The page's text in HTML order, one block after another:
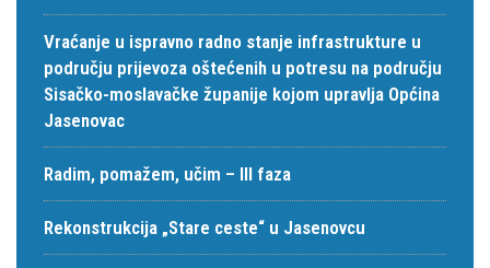
Vraćanje u ispravno radno stanje infrastrukture u
području prijevoza oštećenih u potresu na području
Sisačko-moslavačke županije kojom upravlja Općina
Jasenovac
Radim, pomažem, učim – III faza
Rekonstrukcija „Stare ceste“ u Jasenovcu